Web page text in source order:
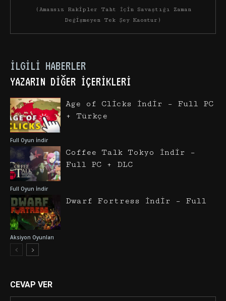
(Amansız Rakipler Taht İçin Savaştığı Zaman
Değişmeyen Tek Şey Kaostur)
İLGILI HABERLER
YAZARIN DIĞER İÇERIKLERI
Full Oyun İndir
Age of Clicks İndir – Full PC
+ Türkçe
Full Oyun İndir
Coffee Talk Tokyo İndir –
Full PC + DLC
Aksiyon Oyunları
Dwarf Fortress İndir – Full
CEVAP VER